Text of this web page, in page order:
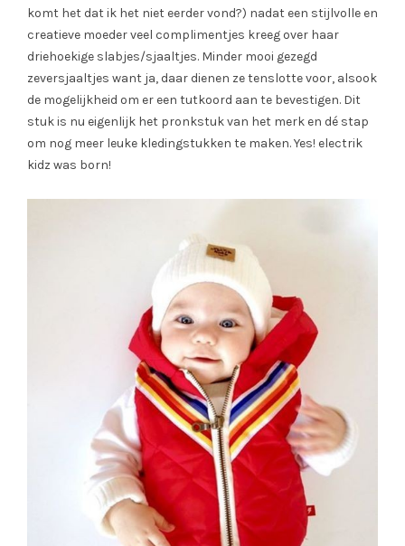
komt het dat ik het niet eerder vond?) nadat een stijlvolle en
creatieve moeder veel complimentjes kreeg over haar
driehoekige slabjes/sjaaltjes. Minder mooi gezegd
zeversjaaltjes want ja, daar dienen ze tenslotte voor, alsook
de mogelijkheid om er een tutkoord aan te bevestigen. Dit
stuk is nu eigenlijk het pronkstuk van het merk en dé stap
om nog meer leuke kledingstukken te maken. Yes! electrik
kidz was born!